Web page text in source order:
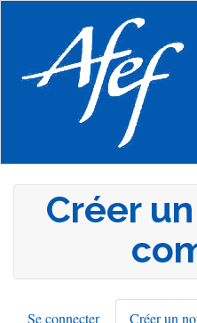
principal
Créer
Se connecter Créer un